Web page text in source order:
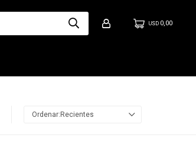
USD 0,00
Recientes